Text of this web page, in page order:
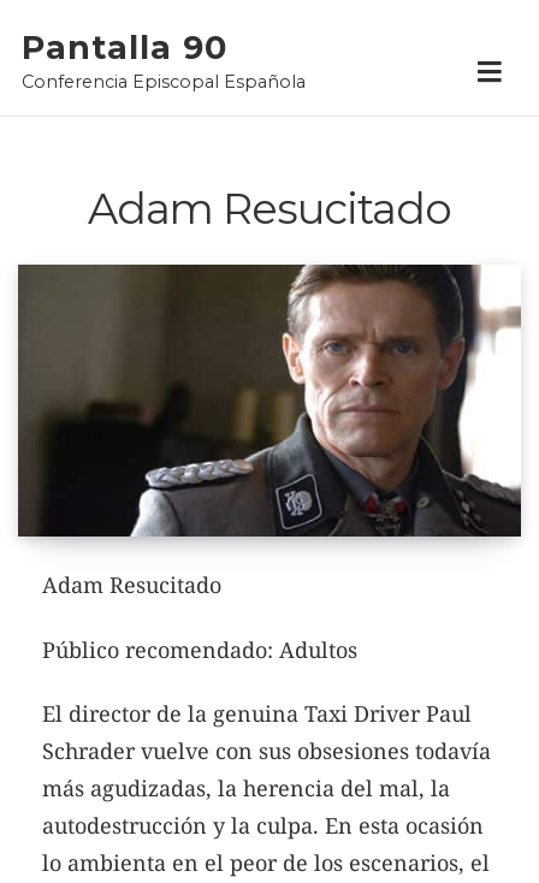
content
Pantalla 90
Conferencia Episcopal Española
Adam Resucitado
Adam Resucitado
Público recomendado: Adultos
El director de la genuina Taxi Driver Paul
Schrader vuelve con sus obsesiones todavía
más agudizadas, la herencia del mal, la
autodestrucción y la culpa. En esta ocasión
lo ambienta en el peor de los escenarios, el